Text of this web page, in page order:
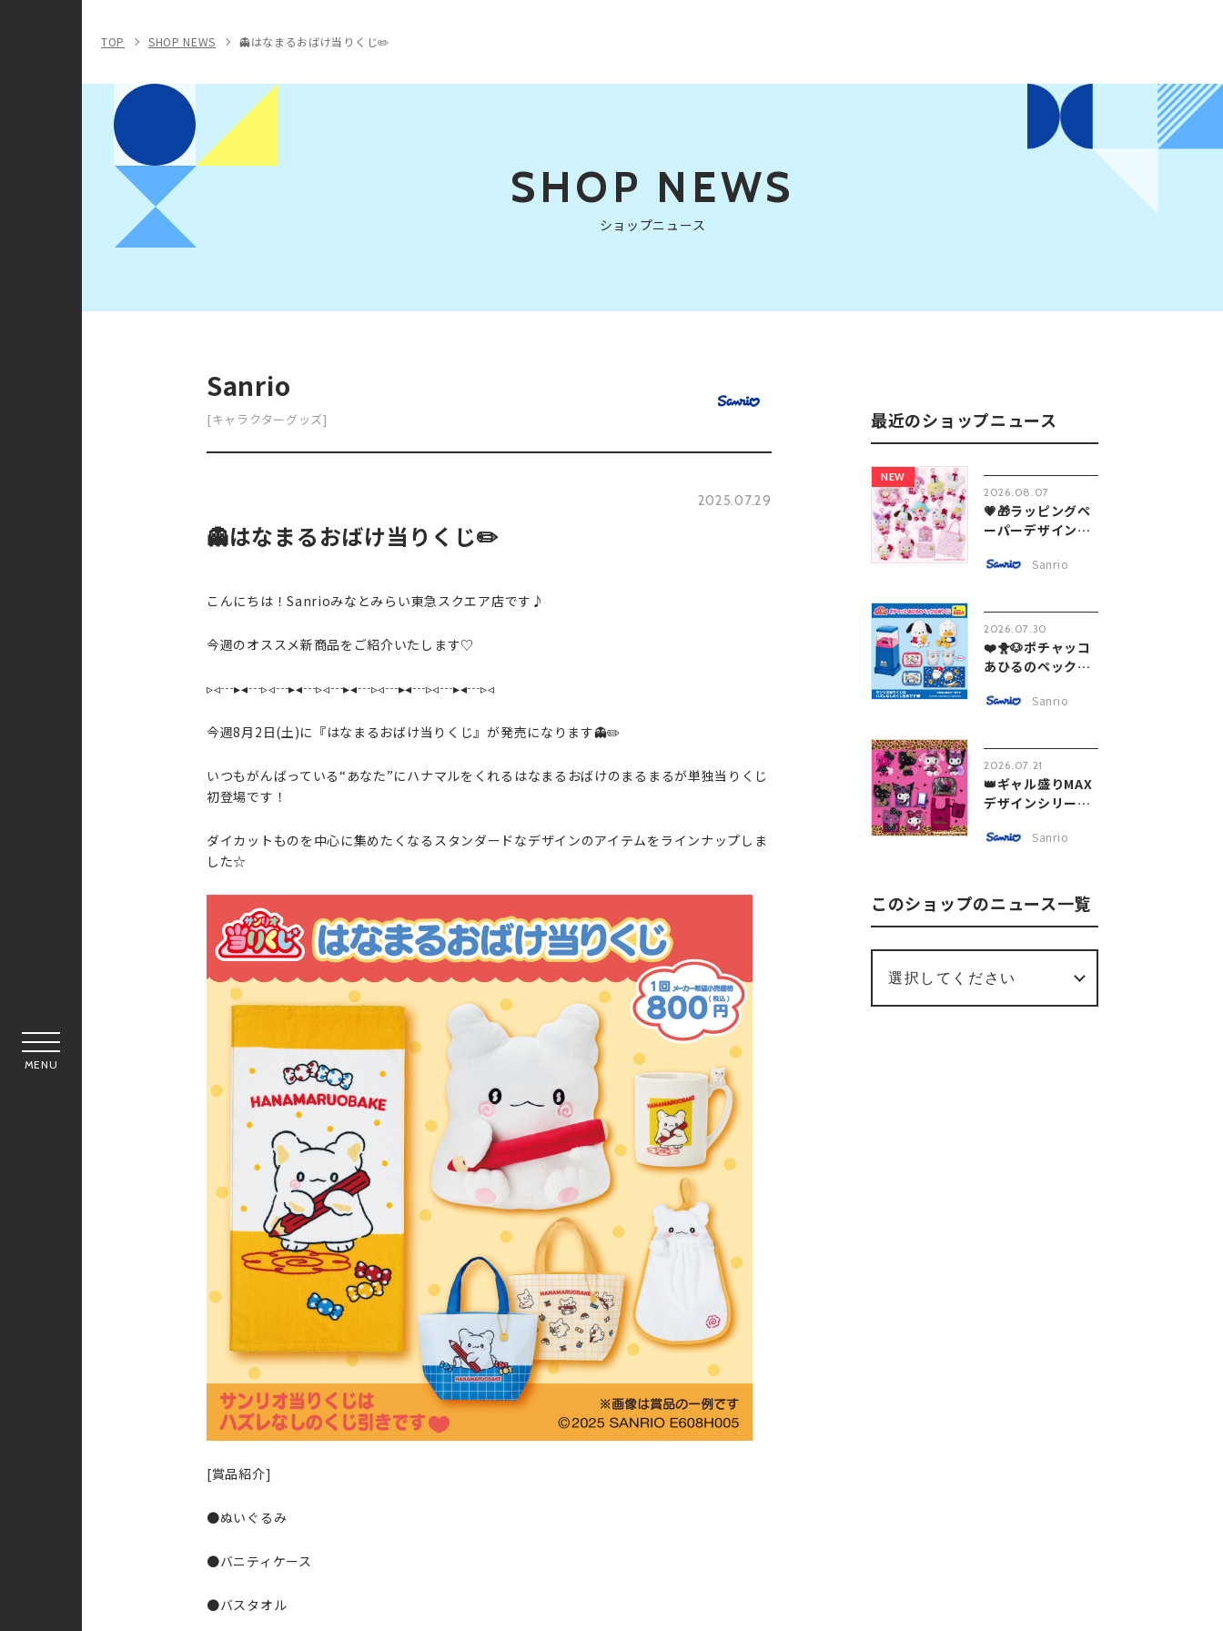
MENU
TOP SHOP NEWS 👻はなまるおばけ当りくじ✏️
SHOP NEWS
ショップニュース
Sanrio
[キャラクターグッズ]
2025.07.29
👻はなまるおばけ当りくじ✏️
こんにちは！Sanrioみなとみらい東急スクエア店です♪︎
今週のオススメ新商品をご紹介いたします♡
▹◃┄▸◂┄▹◃┄▸◂┄▹◃┄▸◂┄▹◃┄▸◂┄▹◃┄▸◂┄▹◃
今週8月2日(土)に『はなまるおばけ当りくじ』が発売になります👻✏️
いつもがんばっている“あなた”にハナマルをくれるはなまるおばけのまるまるが単独当りくじ
初登場です！
ダイカットものを中心に集めたくなるスタンダードなデザインのアイテムをラインナップしま
した☆
[賞品紹介]
●ぬいぐるみ
●バニティケース
●バスタオル
最近のショップニュース
NEW
2026.08.07
💗🎁ラッピングペ
ーパーデザインシ
Sanrio
2026.07.30
❤️🐥🐶ポチャッコ
あひるのペック
Sanrio
2026.07.21
👑ギャル盛りMAX
デザインシリーズ
Sanrio
このショップのニュース一覧